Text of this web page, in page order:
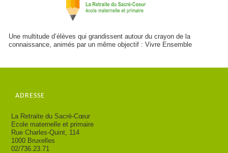
Une multitude d’élèves qui grandissent autour du crayon de la
connaissance, animés par un même objectif : Vivre Ensemble
ADRESSE
La Retraite du Sacré-Cœur
Ecole maternelle et primaire
Rue Charles-Quint, 114
1000 Bruxelles
02/736.23.71